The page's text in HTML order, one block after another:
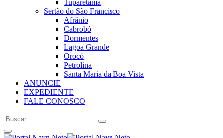
Tuparetama
Sertão do São Francisco
Afrânio
Cabrobó
Dormentes
Lagoa Grande
Orocó
Petrolina
Santa Maria da Boa Vista
ANUNCIE
EXPEDIENTE
FALE CONOSCO